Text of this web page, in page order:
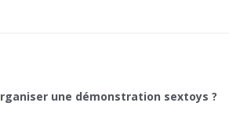
une démonstration sextoys ?